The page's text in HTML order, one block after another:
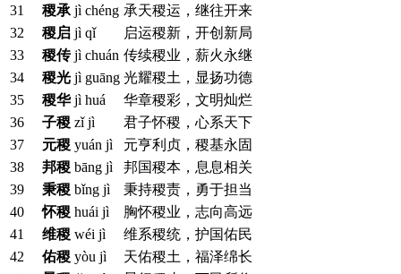
31
稷承 jì chéng 承天稷运，继往开来
32
稷启 jì qǐ
启运稷新，开创新局
33
稷传 jì chuán 传续稷业，薪火永继
34
稷光 jì guāng 光耀稷土，显扬功德
35
稷华 jì huá
华章稷彩，文明灿烂
36
子稷 zǐ jì
君子怀稷，心系天下
37
元稷 yuán jì
元亨利贞，稷基永固
38
邦稷 bāng jì
邦国稷本，息息相关
39
秉稷 bǐng jì
秉持稷责，勇于担当
40
怀稷 huái jì
胸怀稷业，志向高远
41
维稷 wéi jì
维系稷统，护国佑民
42
佑稷 yòu jì
天佑稷土，福泽绵长